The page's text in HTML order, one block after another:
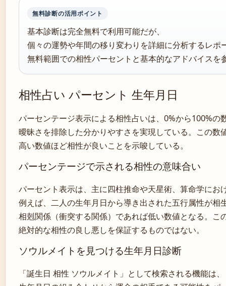
無料診断の活用ポイント
基本診断は完全無料で利用可能だが、
個々の運勢や年間の移り変わりを詳細に分析するレ
無料範囲での相性パーセントと基本的なアドバイス
相性占い パーセント 生年月日
パーセンテージ表示による相性占いは、0%から100%の
曖昧さを排除した分かりやすさを実現している。この
高い数値ほど相性が良いことを示唆している。
パーセンテージで示される相性の意味合い
パーセント表示は、主に四柱推命や天星術、算命学に
例えば、二人の生年月日から導き出された五行属性が
相剋関係（衝突する関係）であれば低い数値となる。
絶対的な相性の良し悪しを保証するものではない。
ソウルメイトを見つける生年月日診断
「誕生日 相性 ソウルメイト」として検索される機能は、